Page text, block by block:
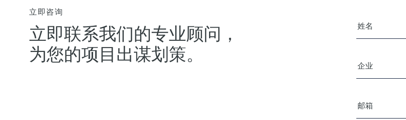
立即咨询
立即联系我们的专业顾问，
为您的项目出谋划策。